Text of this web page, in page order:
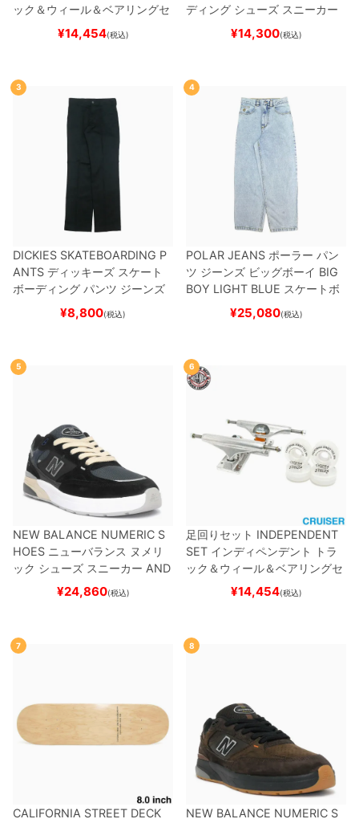
ック＆ウィール＆ベアリングセ
（トリック用）
ード スケボー
¥14,454(税込)
ディング シューズ スニーカー
スーパースター SUPERSTAR A
BLACK/WHITE/WHITE
ー
¥14,300(税込)
3
DICKIES SKATEBOARDING P
ANTS ディッキーズ スケート
ボーディング パンツ ジーンズ
SLIM FIT 30 LENGTH
スケートボード スケボー
¥8,800(税込)
4
POLAR JEANS ポーラー パン
ツ ジーンズ ビッグボーイ BIG
BOY LIGHT BLUE スケートボ
ード スケボー
¥25,080(税込)
5
NEW BALANCE NUMERIC S
HOES ニューバランス ヌメリ
ック シューズ スニーカー AND
REW REYNOLDS 933
BLACK/NAVY
スケートボ
¥24,860(税込)
6
足回りセット INDEPENDENT
SET インディペンデント
トラ
ック＆ウィール＆ベアリングセ
（クルーザー用）
ボード スケボー
¥14,454(税込)
7
CALIFORNIA STREET DECK
8
NEW BALANCE NUMERIC S